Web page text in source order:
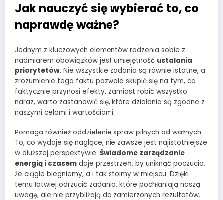
Jak nauczyć się wybierać to, co
naprawdę ważne?
Jednym z kluczowych elementów radzenia sobie z
nadmiarem obowiązków jest umiejętność ustalania
priorytetów. Nie wszystkie zadania są równie istotne, a
zrozumienie tego faktu pozwala skupić się na tym, co
faktycznie przynosi efekty. Zamiast robić wszystko
naraz, warto zastanowić się, które działania są zgodne z
naszymi celami i wartościami.
Pomaga również oddzielenie spraw pilnych od ważnych.
To, co wydaje się naglące, nie zawsze jest najistotniejsze
w dłuższej perspektywie. Świadome zarządzanie
energią i czasem daje przestrzeń, by uniknąć poczucia,
że ciągle biegniemy, a i tak stoimy w miejscu. Dzięki
temu łatwiej odrzucić zadania, które pochłaniają naszą
uwagę, ale nie przybliżają do zamierzonych rezultatów.